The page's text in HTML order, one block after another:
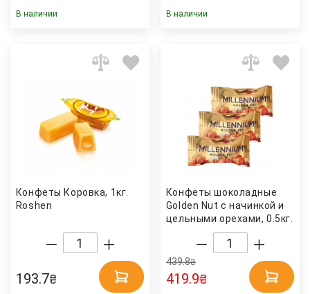
В наличии В наличии
Конфеты Коровка, 1кг.
Roshen
193.7₴
Конфеты шоколадные
Golden Nut с начинкой и
цельными орехами, 0.5кг.
Millennium
439.8₴
419.9₴